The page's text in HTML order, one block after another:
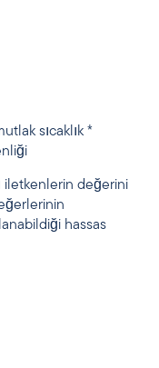
sıcaklık *
iletkenlerin değerini
hassas